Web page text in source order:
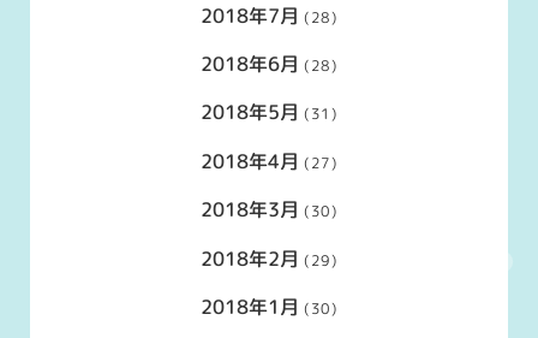
2018年7月 (28)
2018年6月 (28)
2018年5月 (31)
2018年4月 (27)
2018年3月 (30)
2018年2月 (29)
2018年1月 (30)